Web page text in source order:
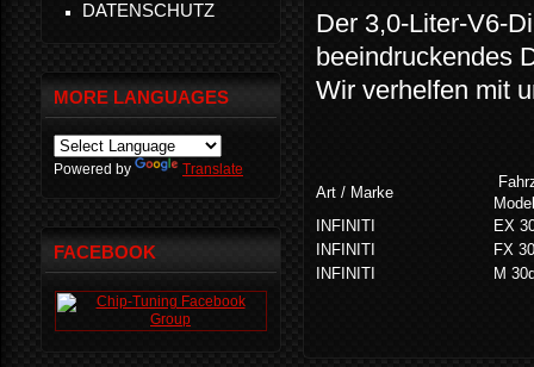
Der 3,0-Liter-V6-
beeindruckendes
Wir verhelfen mit
Art / Marke
INFINITI
EX
INFINITI
FX
INFINITI
M
DATENSCHUTZ
MORE LANGUAGES
Powered by Translate
FACEBOOK